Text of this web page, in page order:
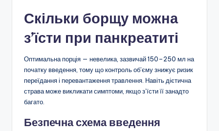
Скільки борщу можна
з’їсти при панкреатиті
Оптимальна порція — невелика, зазвичай 150–250 мл на
початку введення, тому що контроль об’єму знижує ризик
переїдання і перевантаження травлення. Навіть дієтична
страва може викликати симптоми, якщо з’їсти її занадто
багато.
Безпечна схема введення